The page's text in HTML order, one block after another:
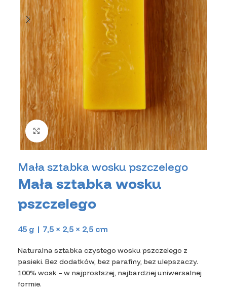
Kliknij, aby powiększyć zdjęcie
Mała sztabka wosku pszczelego
Mała sztabka wosku
pszczelego
45 g | 7,5 × 2,5 × 2,5 cm
Naturalna sztabka czystego wosku pszczelego z
pasieki. Bez dodatków, bez parafiny, bez ulepszaczy.
100% wosk – w najprostszej, najbardziej uniwersalnej
formie.